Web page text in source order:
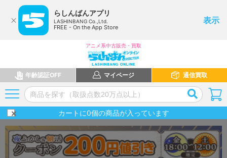
らしんばんアプリ
LASHINBANG Co.,Ltd.
FREE - On the App Store
表示
アニメ系中古販売・買取
年齢認証OFF マイページ 通信買取
カートに0個の商品が入っています